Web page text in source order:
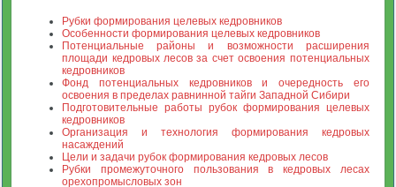
Рубки формирования целевых кедровников
Особенности формирования целевых кедровников
Потенциальные районы и возможности расширения
площади кедровых лесов за счет освоения потенциальных
кедровников
Фонд потенциальных кедровников и очередность его
освоения в пределах равнинной тайги Западной Сибири
Подготовительные работы рубок формирования целевых
кедровников
Организация и технология формирования кедровых
насаждений
Цели и задачи рубок формирования кедровых лесов
Рубки промежуточного пользования в кедровых лесах
орехопромысловых зон